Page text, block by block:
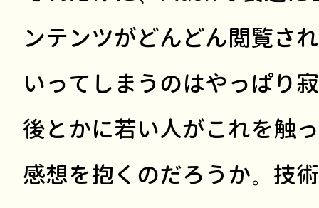
ンテンツがどんどん閲覧さ
いってしまうのはやっぱり
後とかに若い人がこれを触
感想を抱くのだろうか。技